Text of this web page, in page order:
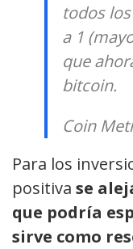
todos
a 1
que
bitcoin.
Coin
Para los
positiva se
que podría
sirve como